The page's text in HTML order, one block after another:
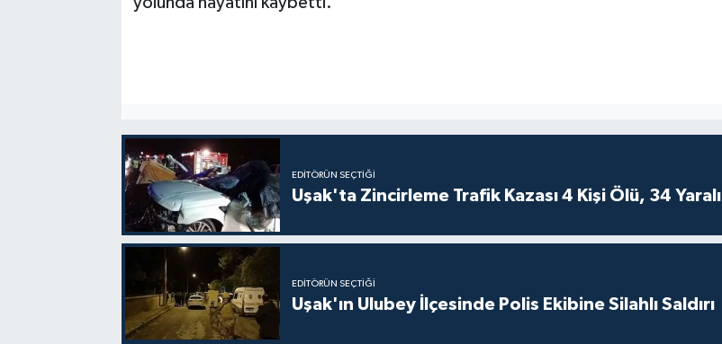
EDITÖRÜN SEÇTIĞI
Uşak'ta Zincirleme Trafik Kazası 4 Kişi Ölü, 34 Yaralı
EDITÖRÜN SEÇTIĞI
Uşak'ın Ulubey İlçesinde Polis Ekibine Silahlı Saldırı